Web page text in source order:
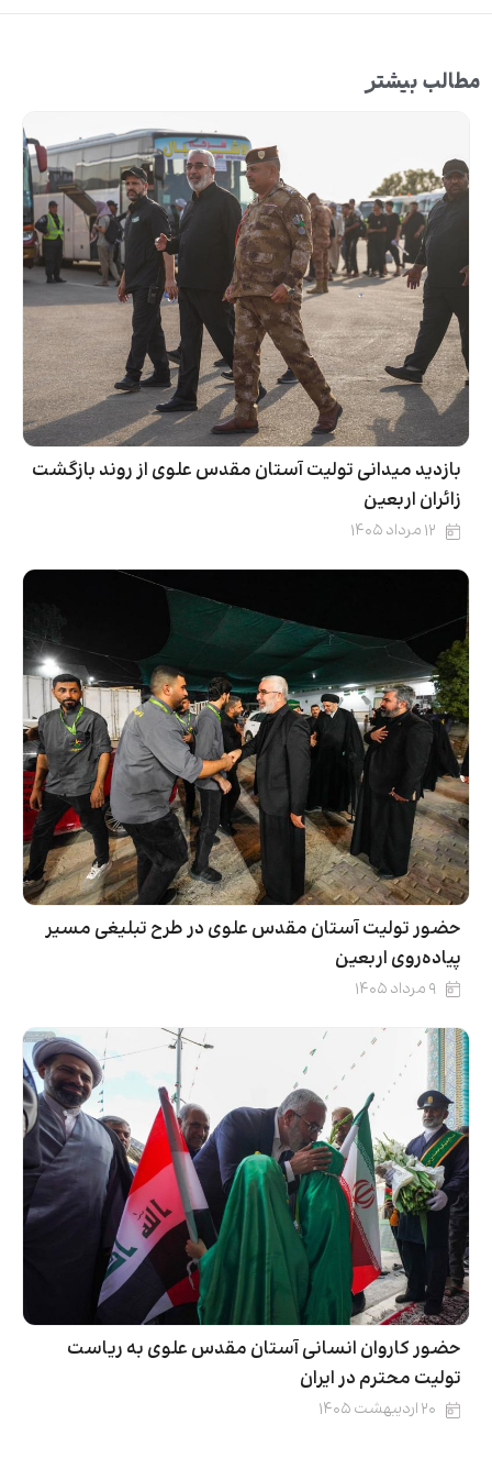
مطالب بیشتر
بازدید میدانی تولیت آستان مقدس علوی از روند بازگشت
زائران اربعین
۱۲ مرداد ۱۴۰۵
حضور تولیت آستان مقدس علوی در طرح تبلیغی مسیر
پیاده‌روی اربعین
۹ مرداد ۱۴۰۵
حضور کاروان انسانی آستان مقدس علوی به ریاست
تولیت محترم در ایران
۲۰ اردیبهشت ۱۴۰۵